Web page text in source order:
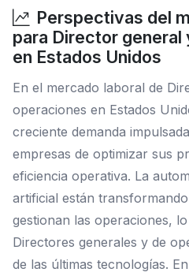
Perspectivas del
para Director general
en Estados Unidos
En el mercado laboral de
operaciones en Estados
creciente demanda
empresas de optimizar sus
eficiencia operativa. La
artificial están
gestionan las operaciones,
Directores generales y de
de las últimas tecnologías.